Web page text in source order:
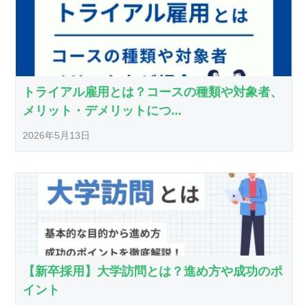
トライアル雇用とは？コースの種類や対象者、
メリット・デメリットにつ...
2026年5月13日
【新卒採用】大学訪問とは？進め方や成功のポ
イント